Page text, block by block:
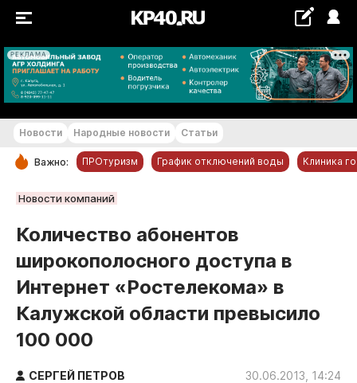
РЕКЛАМА
+26...+27 °С
РУБРИКИ
Статьи
Народные новости
Авто и транспорт
Благоустройство
Криминал
Новости Народные новости Статьи
Важно: ПРОтуризм График отключений воды Клиника
Новости компаний
Количество абонентов
широкополосного доступа в
Интернет «Ростелекома» в
Калужской области превысило
100 000
СЕРГЕЙ ПЕТРОВ 30.06.2013, 14:24